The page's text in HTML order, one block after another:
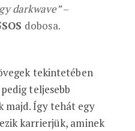
darkwave”–
dobosa.
tekintetében
teljesebb
majd. Így tehát egy
karrierjük, aminek